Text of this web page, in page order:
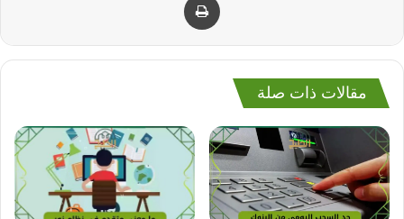
مقالات ذات صلة